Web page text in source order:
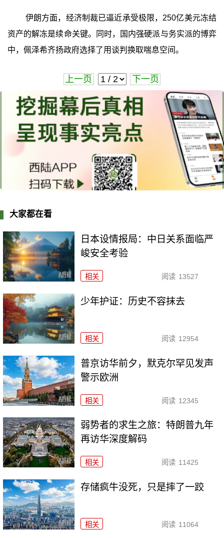
伊朗方面，经济制裁已逼近承受极限，250亿美元冻结
资产的解冻是续命关键。同时，国内强硬派与务实派的博弈
中，佩泽希齐扬政府选择了用谈判换取喘息空间。
上一页 下一页
大家都在看
日本设情报局：中日关系面临严
峻安全考验
相关 阅读 13527
少年护证：历史不容抹去
相关 阅读 12954
普京访华前夕，默克尔罕见发声
警示欧洲
相关 阅读 12345
弱势者的求生之旅：特朗普九年
再访华深度解码
相关 阅读 11425
存储疯牛没死，只是摔了一跤
相关 阅读 11064